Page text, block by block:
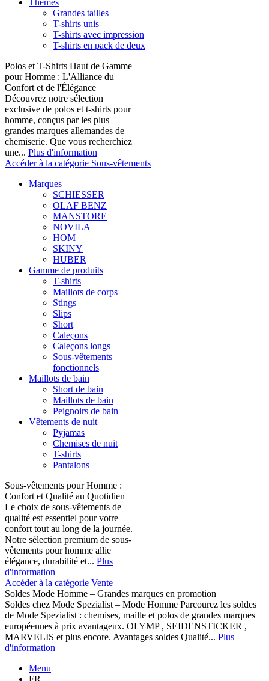
Thèmes
Grandes tailles
T-shirts unis
T-shirts avec impression
T-shirts en pack de deux
Polos et T-Shirts Haut de Gamme
pour Homme : L'Alliance du
Confort et de l'Élégance
Découvrez notre sélection
exclusive de polos et t-shirts pour
homme, conçus par les plus
grandes marques allemandes de
chemiserie. Que vous recherchiez
une... Plus d'information
Accéder à la catégorie Sous-vêtements
Marques
SCHIESSER
OLAF BENZ
MANSTORE
NOVILA
HOM
SKINY
HUBER
Gamme de produits
T-shirts
Maillots de corps
Stings
Slips
Short
Caleçons
Caleçons longs
Sous-vêtements
fonctionnels
Maillots de bain
Short de bain
Maillots de bain
Peignoirs de bain
Vêtements de nuit
Pyjamas
Chemises de nuit
T-shirts
Pantalons
Sous-vêtements pour Homme :
Confort et Qualité au Quotidien
Le choix de sous-vêtements de
qualité est essentiel pour votre
confort tout au long de la journée.
Notre sélection premium de sous-
vêtements pour homme allie
élégance, durabilité et... Plus
d'information
Accéder à la catégorie Vente
Soldes Mode Homme – Grandes marques en promotion
Soldes chez Mode Spezialist – Mode Homme Parcourez les soldes
de Mode Spezialist : chemises, maille et polos de grandes marques
européennes à prix avantageux. OLYMP , SEIDENSTICKER ,
MARVELIS et plus encore. Avantages soldes Qualité... Plus
d'information
Menu
FR